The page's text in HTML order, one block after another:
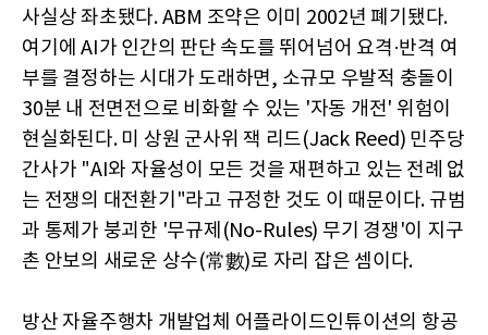
사실상 좌초됐다. ABM 조약은 이미 2002년 폐기됐다.
여기에 AI가 인간의 판단 속도를 뛰어넘어 요격·반격 여
부를 결정하는 시대가 도래하면, 소규모 우발적 충돌이
30분 내 전면전으로 비화할 수 있는 '자동 개전' 위험이
현실화된다. 미 상원 군사위 잭 리드(Jack Reed) 민주당
간사가 "AI와 자율성이 모든 것을 재편하고 있는 전례 없
는 전쟁의 대전환기"라고 규정한 것도 이 때문이다. 규범
과 통제가 붕괴한 '무규제(No-Rules) 무기 경쟁'이 지구
촌 안보의 새로운 상수(常數)로 자리 잡은 셈이다.
방산 자율주행차 개발업체 어플라이드인튜이션의 항공